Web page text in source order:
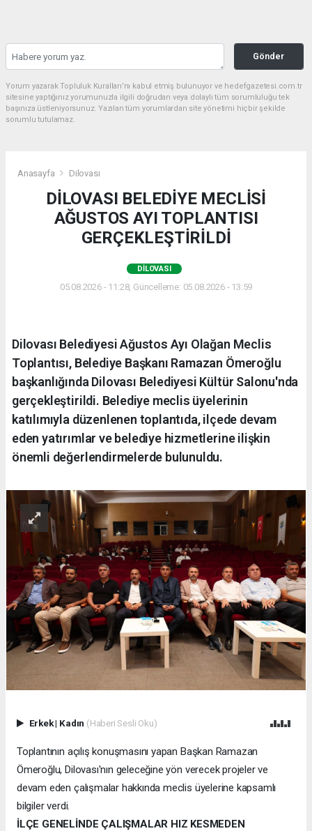
Gönder
Yorum yazarak Topluluk Kuralları’nı kabul etmiş bulunuyor ve hedefgazetesi.com.tr
sitesine yaptığınız yorumunuzla ilgili doğrudan veya dolaylı tüm sorumluluğu tek
başınıza üstleniyorsunuz. Yazılan tüm yorumlardan site yönetimi hiçbir şekilde
sorumlu tutulamaz.
Anasayfa Dilovası
DİLOVASI BELEDİYE MECLİSİ
AĞUSTOS AYI TOPLANTISI
GERÇEKLEŞTİRİLDİ
DILOVASI
05.08.2026 - 11:28, Güncelleme: 05.08.2026 - 13:59
Dilovası Belediyesi Ağustos Ayı Olağan Meclis
Toplantısı, Belediye Başkanı Ramazan Ömeroğlu
başkanlığında Dilovası Belediyesi Kültür Salonu'nda
gerçekleştirildi. Belediye meclis üyelerinin
katılımıyla düzenlenen toplantıda, ilçede devam
eden yatırımlar ve belediye hizmetlerine ilişkin
önemli değerlendirmelerde bulunuldu.
Erkek| Kadın (Haberi Sesli Oku)
Toplantının açılış konuşmasını yapan Başkan Ramazan
Ömeroğlu, Dilovası'nın geleceğine yön verecek projeler ve
devam eden çalışmalar hakkında meclis üyelerine kapsamlı
bilgiler verdi.
İLÇE GENELİNDE ÇALIŞMALAR HIZ KESMEDEN